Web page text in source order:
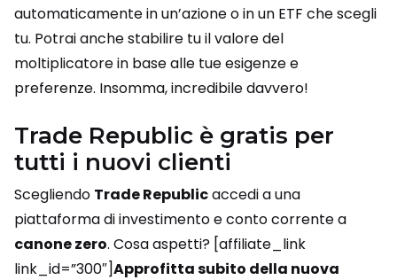
automaticamente in un’azione o in un ETF che scegli
tu. Potrai anche stabilire tu il valore del
moltiplicatore in base alle tue esigenze e
preferenze. Insomma, incredibile davvero!
Trade Republic è gratis per
tutti i nuovi clienti
Scegliendo Trade Republicaccedi a una
piattaforma di investimento e conto corrente a
canone zero. Cosa aspetti? [affiliate_link
link_id=”300″]Approfitta subito della nuova